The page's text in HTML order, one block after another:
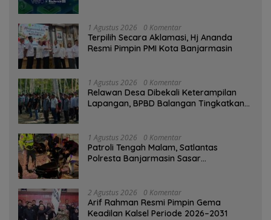
1 Agustus 2026 0 Komentar
‎Terpilih Secara Aklamasi, Hj Ananda
Resmi Pimpin PMI Kota Banjarmasin
1 Agustus 2026 0 Komentar
Relawan Desa Dibekali Keterampilan
Lapangan, BPBD Balangan Tingkatkan
1 Agustus 2026 0 Komentar
Patroli Tengah Malam, Satlantas
Polresta Banjarmasin Sasar
2 Agustus 2026 0 Komentar
Arif Rahman Resmi Pimpin Gema
Keadilan Kalsel Periode 2026–2031